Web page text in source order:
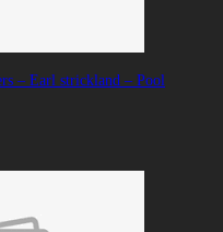
– Earl strickland – Pool